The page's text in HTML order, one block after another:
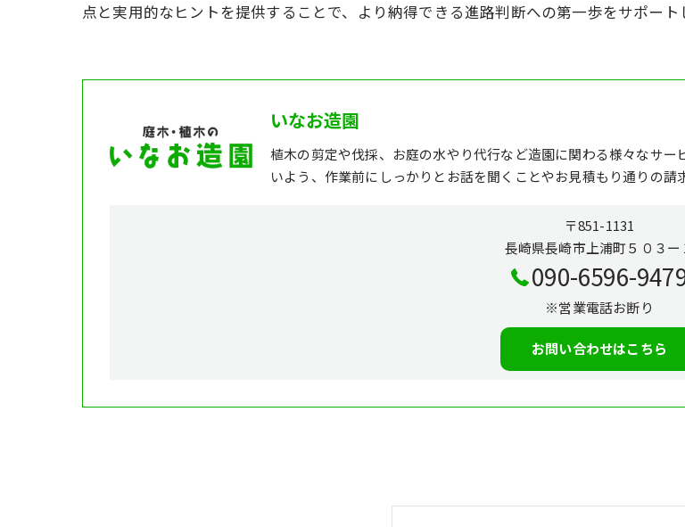
点と実用的なヒントを提供することで、より納得できる進路判断への第一歩をサポート
いなお造園
植木の剪定や伐採、お庭の水やり代行など造園に関わる様々なサ
いよう、作業前にしっかりとお話を聞くことやお見積もり通りの請
〒851-1131
長崎県長崎市上浦町５０３ー
090-6596-
※営業電話お断り
お問い合わせはこちら